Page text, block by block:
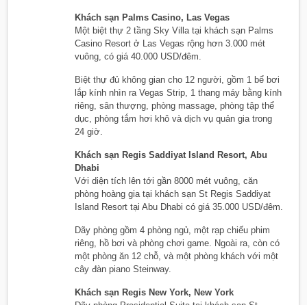
Khách sạn Palms Casino, Las Vegas
Một biệt thự 2 tầng Sky Villa tại khách sạn Palms
Casino Resort ở Las Vegas rộng hơn 3.000 mét
vuông, có giá 40.000 USD/đêm.
Biệt thự đủ không gian cho 12 người, gồm 1 bể bơi
lắp kính nhìn ra Vegas Strip, 1 thang máy bằng kính
riêng, sân thượng, phòng massage, phòng tập thể
dục, phòng tắm hơi khô và dịch vụ quản gia trong
24 giờ.
Khách sạn Regis Saddiyat Island Resort, Abu
Dhabi
Với diện tích lên tới gần 8000 mét vuông, căn
phòng hoàng gia tại khách sạn St Regis Saddiyat
Island Resort tại Abu Dhabi có giá 35.000 USD/đêm.
Dãy phòng gồm 4 phòng ngủ, một rạp chiếu phim
riêng, hồ bơi và phòng chơi game. Ngoài ra, còn có
một phòng ăn 12 chỗ, và một phòng khách với một
cây đàn piano Steinway.
Khách sạn Regis New York, New York